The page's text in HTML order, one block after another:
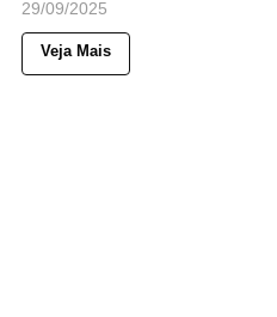
29/09/2025
Veja Mais